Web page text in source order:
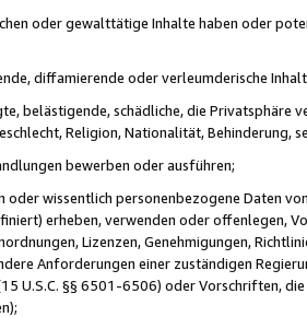
oder gewalttätige Inhalte haben oder
diffamierende oder verleumderische
belästigende, schädliche, die Privatsphäre
Religion, Nationalität, Behinderung,
bewerben oder ausführen;
oder wissentlich personenbezogene Daten
erheben, verwenden oder offenlegen,
Lizenzen, Genehmigungen,
Anforderungen einer zuständigen
U.S.C. §§ 6501-6506) oder Vorschriften,